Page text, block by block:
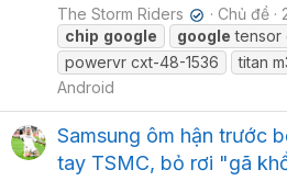
The Storm Riders ✔ Chủ đề
chip google google tensor
powervr cxt-48-1536
titan
Android
Samsung ôm hận trước
tay TSMC, bỏ rơi "gã